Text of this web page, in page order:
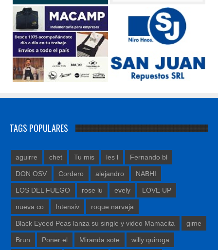
TAGS POPULARES
aguirre chet Tu mis les l Fernando bl
DON OSV Cordero alejandro NABHI
LOS DEL FUEGO rose lu evely LOVE UP
nueva co Intensiv roque narvaja
Black Eyeed Peas lanza su single y video Mamacita gime
Brun Poner el Miranda sote willy quiroga